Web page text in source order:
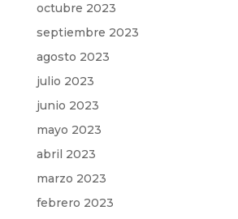
octubre 2023
septiembre 2023
agosto 2023
julio 2023
junio 2023
mayo 2023
abril 2023
marzo 2023
febrero 2023